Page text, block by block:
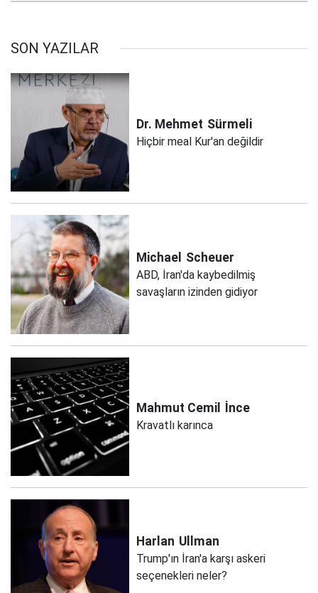
SON YAZILAR
Dr. Mehmet Sürmeli
Hiçbir meal Kur'an değildir
Michael Scheuer
ABD, İran'da kaybedilmiş
savaşların izinden gidiyor
Mahmut Cemil İnce
Kravatlı karınca
Harlan Ullman
Trump'ın İran'a karşı askeri
seçenekleri neler?